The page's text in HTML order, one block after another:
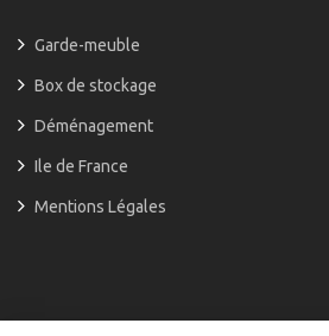
Garde-meuble
Box de stockage
Déménagement
Ile de France
Mentions Légales